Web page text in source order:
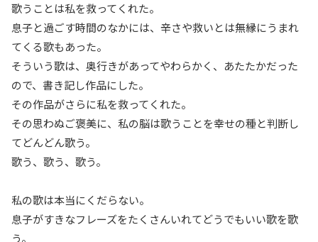
歌うことは私を救ってくれた。
息子と過ごす時間のなかには、辛さや救いとは無縁にうまれ
てくる歌もあった。
そういう歌は、奥行きがあってやわらかく、あたたかだった
ので、書き記し作品にした。
その作品がさらに私を救ってくれた。
その思わぬご褒美に、私の脳は歌うことを幸せの種と判断し
てどんどん歌う。
歌う、歌う、歌う。
私の歌は本当にくだらない。
息子がすきなフレーズをたくさんいれてどうでもいい歌を歌
う。